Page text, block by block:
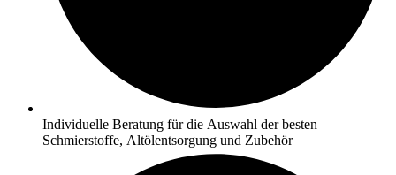
Individuelle Beratung für die Auswahl der besten
Schmierstoffe, Altölentsorgung und Zubehör